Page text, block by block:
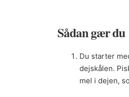
Sådan gær du
Du starter
dejskålen.
mel i dejen,